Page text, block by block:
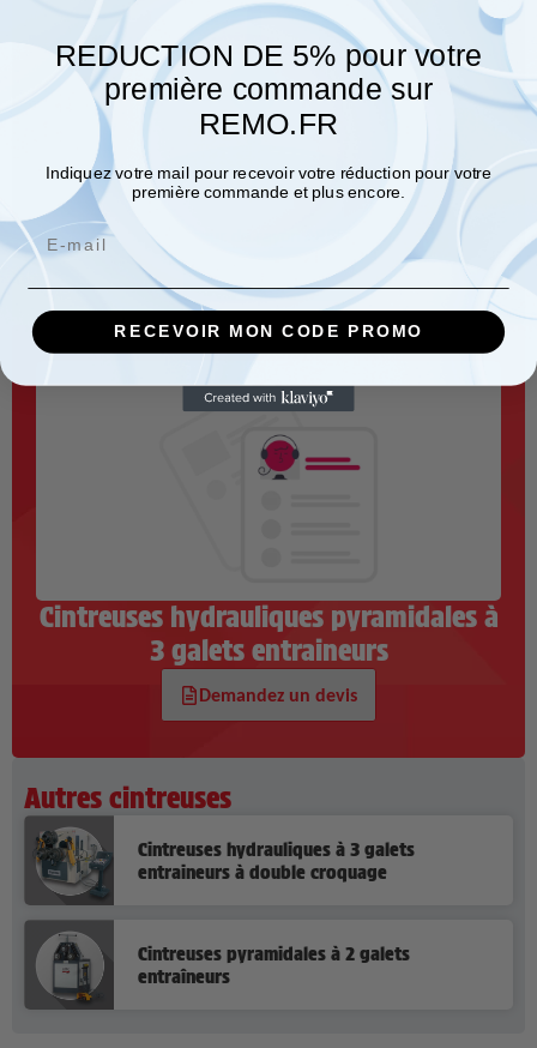
Autres cintreuses
Cintreuses hydrauliques à 3 galets
entraineurs à double croquage
Cintreuses pyramidales à 2 galets
entraîneurs
Mesureur de rayon ARCHI’MO
En savoir plus
Cintreuses hydrauliques pyramidales à
3 galets entraineurs
Demandez un devis
REDUCTION DE 5% pour votre
première commande sur
REMO.FR
Indiquez votre mail pour recevoir votre réduction pour votre
première commande et plus encore.
Email
RECEVOIR MON CODE PROMO